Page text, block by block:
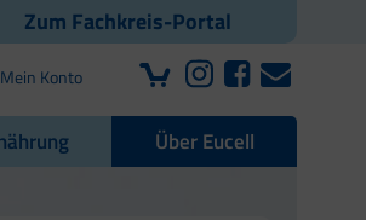
Zum Fachkreis-Portal
Mein Konto
Über Eucell